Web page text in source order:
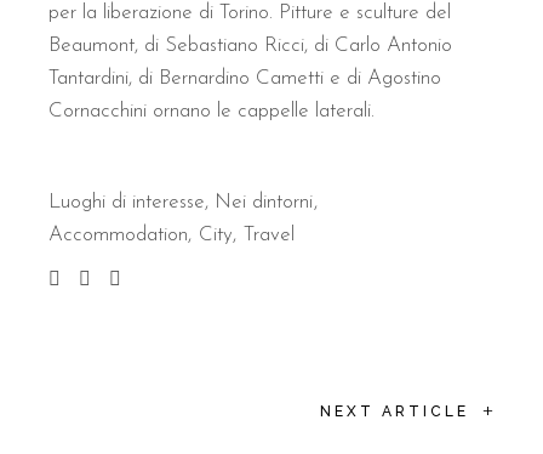
per la liberazione di Torino. Pitture e sculture del
Beaumont, di Sebastiano Ricci, di Carlo Antonio
Tantardini, di Bernardino Cametti e di Agostino
Cornacchini ornano le cappelle laterali.
Luoghi di interesse, Nei dintorni
Accommodation
City Travel
NEXT ARTICLE +